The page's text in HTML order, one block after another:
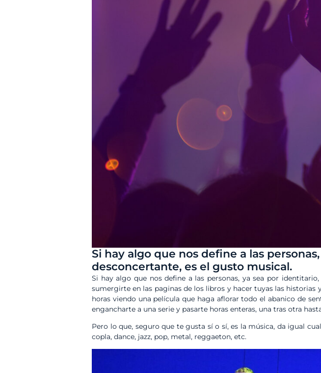
Si hay algo que nos define a las
desconcertante, es el gusto musical.
Si hay algo que nos define a las personas, ya sea por
sumergirte en las paginas de los libros y hacer tuyas las historias
horas viendo una película que haga aflorar todo el abanico de
engancharte a una serie y pasarte horas enteras, una tras otra
Pero lo que, seguro que te gusta sí o sí, es la música, da igual
copla, dance, jazz, pop, metal, reggaeton, etc.